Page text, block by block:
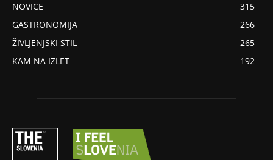
NOVICE
315
GASTRONOMIJA
266
ŽIVLJENJSKI STIL
265
KAM NA IZLET
192